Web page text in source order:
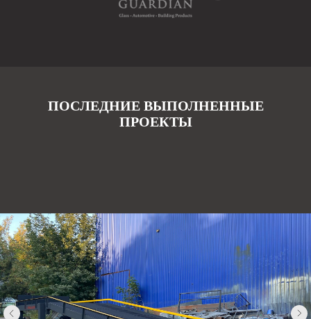
ПОСЛЕДНИЕ ВЫПОЛНЕННЫЕ
ПРОЕКТЫ